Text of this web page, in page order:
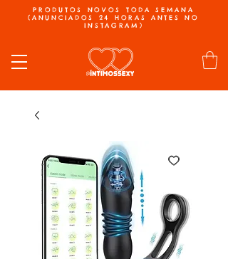
PRODUTOS NOVOS TODA SEMANA
(ANUNCIADOS 24 HORAS ANTES NO
INSTAGRAM)